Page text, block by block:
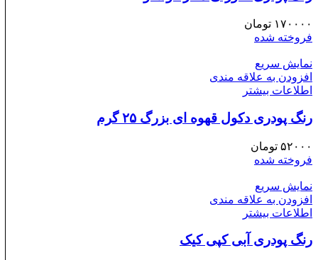
۱۷۰۰۰۰ تومان
فروخته شده
نمایش سریع
افزودن به علاقه مندی
اطلاعات بیشتر
رنگ پودری دکول قهوه ای بزرگ ۲۵ گرم
۵۲۰۰۰ تومان
فروخته شده
نمایش سریع
افزودن به علاقه مندی
اطلاعات بیشتر
رنگ پودری آبی کپی کیک